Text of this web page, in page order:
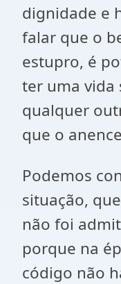
dignidade e
falar que o
estupro, é
ter uma vida
qualquer
que o
Podemos
situação,
não foi
porque na
código não